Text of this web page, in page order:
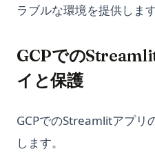
ラブルな環境を提供します
GCPでの
イと保護
GCPでのStreamlitアプリ
します。